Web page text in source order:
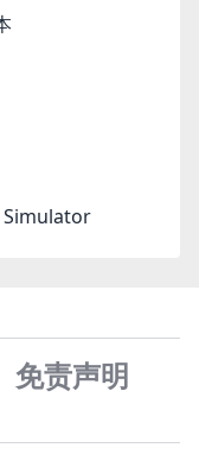
本
Simulator
免责声明